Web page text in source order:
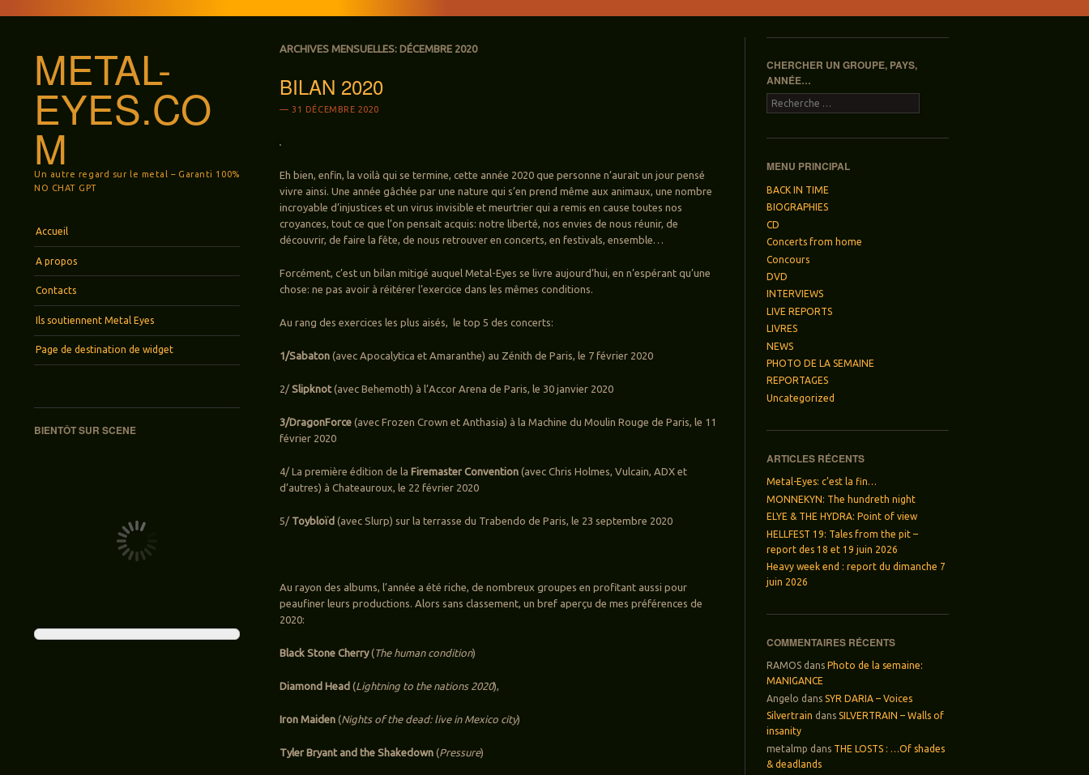
METAL-
EYES.CO
M
Un autre regard sur le metal – Garanti 100%
NO CHAT GPT
Aller au contenu principal
Accueil
A propos
Contacts
Ils soutiennent Metal Eyes
Page de destination de widget
BIENTÔT SUR SCENE
ARCHIVES MENSUELLES: DÉCEMBRE 2020
BILAN 2020
31 DÉCEMBRE 2020
Eh bien, enfin, la voilà qui se termine, cette année 2020 que personne n’aurait un jour pensé
vivre ainsi. Une année gâchée par une nature qui s’en prend même aux animaux, une nombre
incroyable d’injustices et un virus invisible et meurtrier qui a remis en cause toutes nos
croyances, tout ce que l’on pensait acquis: notre liberté, nos envies de nous réunir, de
découvrir, de faire la fête, de nous retrouver en concerts, en festivals, ensemble…
Forcément, c’est un bilan mitigé auquel Metal-Eyes se livre aujourd’hui, en n’espérant qu’une
chose: ne pas avoir à réitérer l’exercice dans les mêmes conditions.
Au rang des exercices les plus aisés, le top 5 des concerts:
1/Sabaton (avec Apocalytica et Amaranthe) au Zénith de Paris, le 7 février 2020
2/Slipknot(avec Behemoth) à l’Accor Arena de Paris, le 30 janvier 2020
3/DragonForce (avec Frozen Crown et Anthasia) à la Machine du Moulin Rouge de Paris, le 11
février 2020
4/ La première édition de la Firemaster Convention (avec Chris Holmes, Vulcain, ADX et
d’autres) à Chateauroux, le 22 février 2020
5/ Toybloïd (avec Slurp) sur la terrasse du Trabendo de Paris, le 23 septembre 2020
Au rayon des albums, l’année a été riche, de nombreux groupes en profitant aussi pour
peaufiner leurs productions. Alors sans classement, un bref aperçu de mes préférences de
2020:
Black Stone Cherry(The human condition)
Diamond Head(Lightning to the nations 2020),
Iron Maiden (Nights of the dead: live in Mexico city)
Tyler Bryant and the Shakedown(Pressure)
CHERCHER UN GROUPE, PAYS,
ANNÉE…
Recherche
MENU PRINCIPAL
BACK IN TIME
BIOGRAPHIES
CD
Concerts from home
Concours
DVD
INTERVIEWS
LIVE REPORTS
LIVRES
NEWS
PHOTO DE LA SEMAINE
REPORTAGES
Uncategorized
ARTICLES RÉCENTS
Metal-Eyes: c’est la fin…
MONNEKYN: The hundreth night
ELYE & THE HYDRA: Point of view
HELLFEST 19: Tales from the pit –
report des 18 et 19 juin 2026
Heavy week end : report du dimanche 7
juin 2026
COMMENTAIRES RÉCENTS
RAMOS dans Photo de la semaine:
MANIGANCE
Angelo dansSYR DARIA – Voices
Silvertrain dansSILVERTRAIN – Walls of
insanity
metalmp dans THE LOSTS : …Of shades
& deadlands